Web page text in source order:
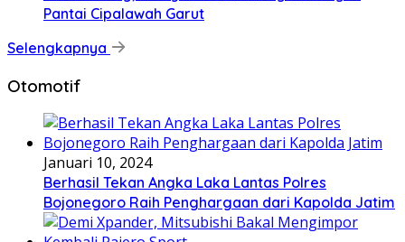
Pantai Cipalawah Garut
Selengkapnya
Otomotif
Januari 10, 2024
Berhasil Tekan Angka Laka Lantas Polres
Bojonegoro Raih Penghargaan dari Kapolda Jatim